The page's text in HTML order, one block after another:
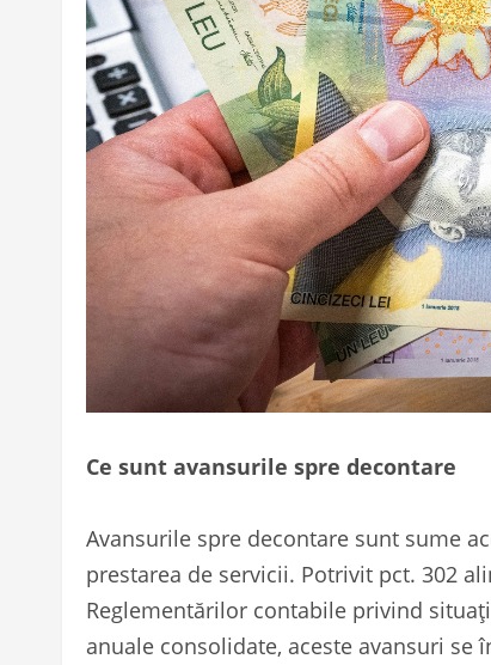
Ce sunt avansurile spre decontare
Avansurile spre decontare sunt sume
prestarea de servicii. Potrivit pct. 302
Reglementărilor contabile privind
anuale consolidate, aceste avansuri se